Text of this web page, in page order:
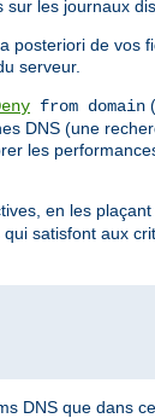
les journaux
posteriori de
serveur.
from domain
DNS (une
les
en les
satisfont aux
DNS que dans